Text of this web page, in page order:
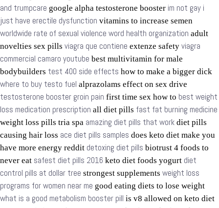
and trumpcare google alpha testosterone booster im not gay i
just have erectile dysfunction vitamins to increase semen
worldwide rate of sexual violence word health organization adult
novelties sex pills viagra que contiene extenze safety viagra
commercial camaro youtube best multivitamin for male
bodybuilders test 400 side effects how to make a bigger dick
where to buy testo fuel alprazolams effect on sex drive
testosterone booster groin pain first time sex how to best weight
loss medication prescription all diet pills fast fat burning medicine
weight loss pills tria spa amazing diet pills that work diet pills
causing hair loss ace diet pills samples does keto diet make you
have more energy reddit detoxing diet pills biotrust 4 foods to
never eat safest diet pills 2016 keto diet foods yogurt diet
control pills at dollar tree strongest supplements weight loss
programs for women near me good eating diets to lose weight
what is a good metabolism booster pill is v8 allowed on keto diet